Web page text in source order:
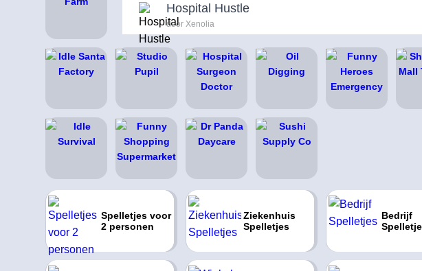
Hospital Hustle
door Xenolia
Spelletjes voor
2 personen
Ziekenhuis
Spelletjes
Bedrijf